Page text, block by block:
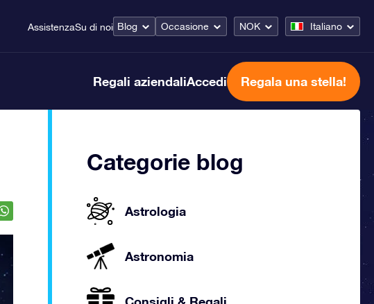
AssistenzaSu di noi Blog Occasione NOK Italiano
Regali aziendaliAccedi Regala una stella!
Categorie blog
Astrologia
Astronomia
Consigli & Regali